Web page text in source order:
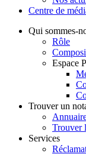
Centre de
Qui sommes-
Rôle
Espace
Trouver un
Trouver
Services